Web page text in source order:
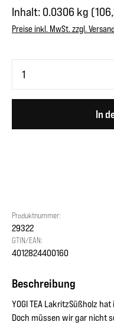
Inhalt: 0.0306 kg
Preise inkl. MwSt. zzgl.
In
Produktnummer:
29322
GTIN/EAN:
4012824400160
Beschreibung
YOGI TEA LakritzSüßholz
Doch müssen wir gar nicht